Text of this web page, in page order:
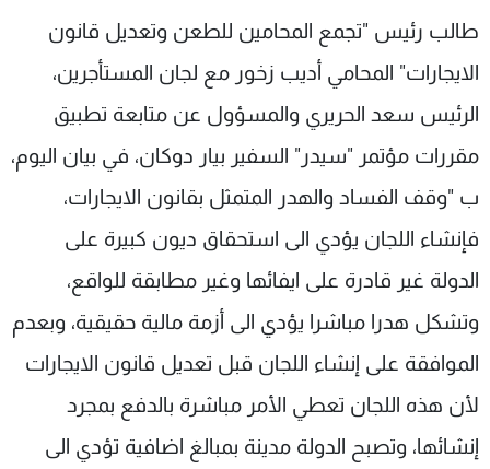
طالب رئيس "تجمع المحامين للطعن وتعديل قانون
الايجارات" المحامي أديب زخور مع لجان المستأجرين،
الرئيس سعد الحريري والمسؤول عن متابعة تطبيق
مقررات مؤتمر "سيدر" السفير بيار دوكان، في بيان اليوم،
ب "وقف الفساد والهدر المتمثل بقانون الايجارات،
فإنشاء اللجان يؤدي الى استحقاق ديون كبيرة على
الدولة غير قادرة على ايفائها وغير مطابقة للواقع،
وتشكل هدرا مباشرا يؤدي الى أزمة مالية حقيقية، وبعدم
الموافقة على إنشاء اللجان قبل تعديل قانون الايجارات
لأن هذه اللجان تعطي الأمر مباشرة بالدفع بمجرد
إنشائها، وتصبح الدولة مدينة بمبالغ اضافية تؤدي الى
شاهد البرامج
عن MTV
الإنـتـاج
لاعلاناتكم
وظائف
تواصل معنا
شروط الإسـتخدام
سياسة الخصوصية